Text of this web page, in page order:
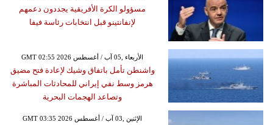
مسؤولو الكرة الأفريقية يجددون دعمهم
لإنفانتينو قبل انتخابات رئاسة فيفا
GMT 02:55 2026 الأربعاء ,05 آب / أغسطس
واشنطن تأمل باتفاق وشيك لإعادة فتح مضيق
هرمز وسط نفي إيراني للمحادثات المباشرة
وتصاعد الهجمات البحرية
GMT 03:35 2026 الإثنين ,03 آب / أغسطس